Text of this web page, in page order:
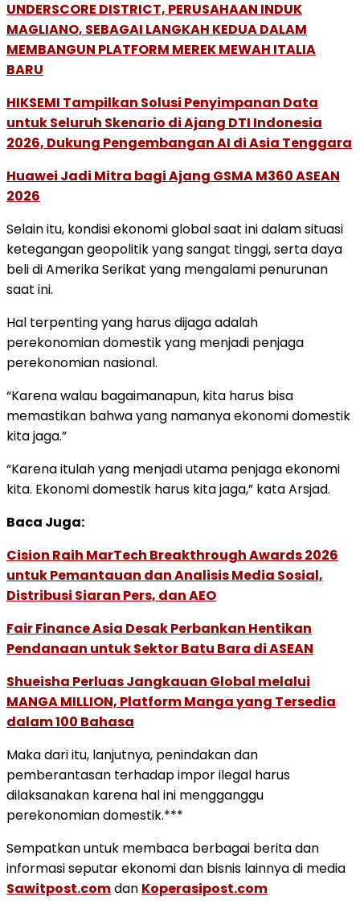
UNDERSCORE DISTRICT, PERUSAHAAN INDUK
MAGLIANO, SEBAGAI LANGKAH KEDUA DALAM
MEMBANGUN PLATFORM MEREK MEWAH ITALIA
BARU
HIKSEMI Tampilkan Solusi Penyimpanan Data
untuk Seluruh Skenario di Ajang DTI Indonesia
2026, Dukung Pengembangan AI di Asia Tenggara
Huawei Jadi Mitra bagi Ajang GSMA M360 ASEAN
2026
Selain itu, kondisi ekonomi global saat ini dalam situasi
ketegangan geopolitik yang sangat tinggi, serta daya
beli di Amerika Serikat yang mengalami penurunan
saat ini.
Hal terpenting yang harus dijaga adalah
perekonomian domestik yang menjadi penjaga
perekonomian nasional.
“Karena walau bagaimanapun, kita harus bisa
memastikan bahwa yang namanya ekonomi domestik
kita jaga.”
“Karena itulah yang menjadi utama penjaga ekonomi
kita. Ekonomi domestik harus kita jaga,” kata Arsjad.
Baca Juga:
Cision Raih MarTech Breakthrough Awards 2026
untuk Pemantauan dan Analisis Media Sosial,
Distribusi Siaran Pers, dan AEO
Fair Finance Asia Desak Perbankan Hentikan
Pendanaan untuk Sektor Batu Bara di ASEAN
Shueisha Perluas Jangkauan Global melalui
MANGA MILLION, Platform Manga yang Tersedia
dalam 100 Bahasa
Maka dari itu, lanjutnya, penindakan dan
pemberantasan terhadap impor ilegal harus
dilaksanakan karena hal ini mengganggu
perekonomian domestik.***
Sempatkan untuk membaca berbagai berita dan
informasi seputar ekonomi dan bisnis lainnya di media
Sawitpost.comdan Koperasipost.com